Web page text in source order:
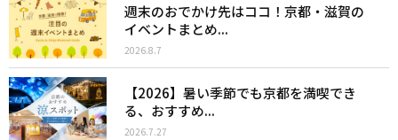
週末のおでかけ先はココ！京都・滋賀の
イベントまとめ...
2026.8.7
【2026】暑い季節でも京都を満喫でき
る、おすすめ...
2026.7.27